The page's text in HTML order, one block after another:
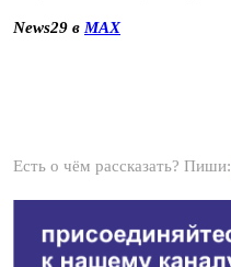
News29 в MAX
Есть о чём рассказать? Пиши: